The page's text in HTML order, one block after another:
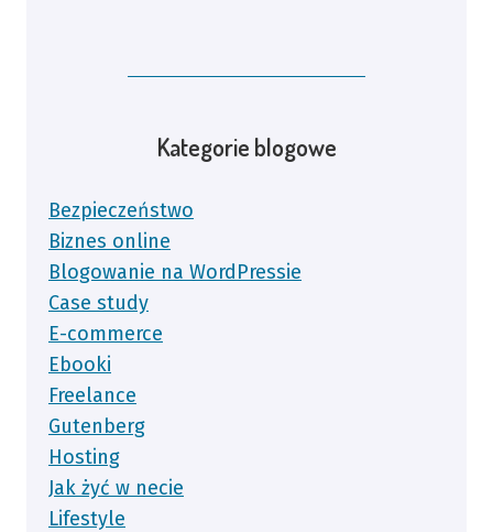
Kategorie blogowe
Bezpieczeństwo
Biznes online
Blogowanie na WordPressie
Case study
E-commerce
Ebooki
Freelance
Gutenberg
Hosting
Jak żyć w necie
Lifestyle